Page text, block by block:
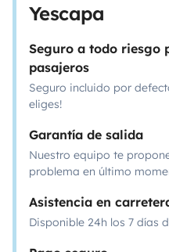
Yescapa
Seguro a todo riesgo
pasajeros
Seguro incluido por
eliges!
Garantía de salida
Nuestro equipo te
problema en último
Asistencia en
Disponible 24h los 7 días